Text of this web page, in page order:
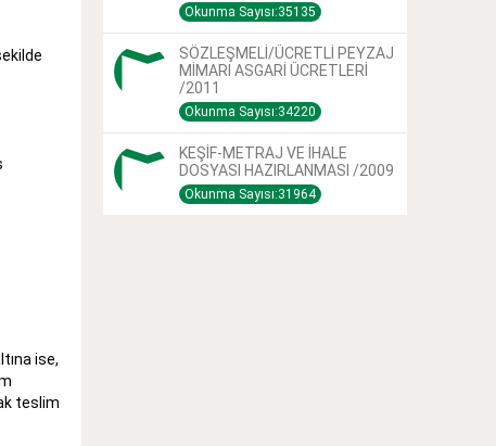
ise,
teslim
Okunma Sayısı:35135
SÖZLEŞMELİ/ÜCRETLİ PEYZAJ
MİMARI ASGARİ ÜCRETLERİ
/2011
Okunma Sayısı:34220
KEŞİF-METRAJ VE İHALE
DOSYASI HAZIRLANMASI /2009
Okunma Sayısı:31964